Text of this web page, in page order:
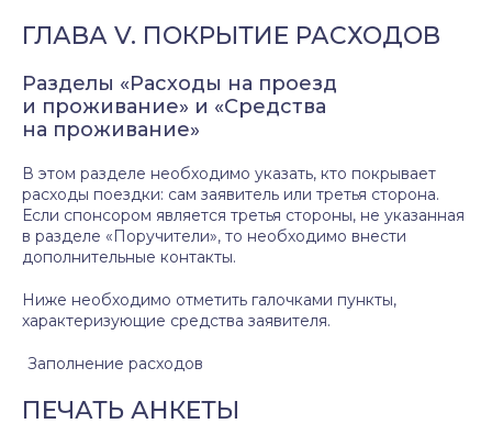
ГЛАВА V. ПОКРЫТИЕ РАСХОДОВ
Разделы «Расходы на проезд
и проживание» и «Средства
на проживание»
В этом разделе необходимо указать, кто покрывает
расходы поездки: сам заявитель или третья сторона.
Если спонсором является третья стороны, не указанная
в разделе «Поручители», то необходимо внести
дополнительные контакты.
Ниже необходимо отметить галочками пункты,
характеризующие средства заявителя.
Заполнение расходов
ПЕЧАТЬ АНКЕТЫ